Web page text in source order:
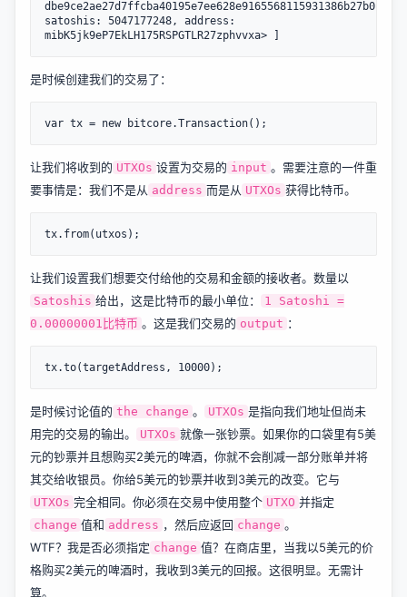
satoshis: 5047177248, address:
是时候创建我们的交易了：
让我们将收到的 UTXOs 设置为交易的 input 。需要注意的一件重
要事情是：我们不是从 address 而是从 UTXOs 获得比特币。
让我们设置我们想要交付给他的交易和金额的接收者。数量以
Satoshis 给出，这是比特币的最小单位：
1 Satoshi =
0.00000001比特币 。这是我们交易的 output ：
是时候讨论值的 the change 。 UTXOs 是指向我们地址但尚未
用完的交易的输出。
UTXOs 就像一张钞票。如果你的口袋里有5美
元的钞票并且想购买2美元的啤酒，你就不会削减一部分账单并将
其交给收银员。你给5美元的钞票并收到3美元的改变。它与
UTXOs 完全相同。你必须在交易中使用整个 UTXO 并指定
change 值和 address ，然后应返回 change 。
WTF？我是否必须指定 change 值？在商店里，当我以5美元的价
格购买2美元的啤酒时，我收到3美元的回报。这很明显。无需计
算。